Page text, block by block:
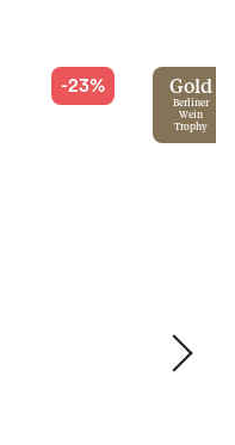
-23% Gold
Berliner
Wein
Trophy